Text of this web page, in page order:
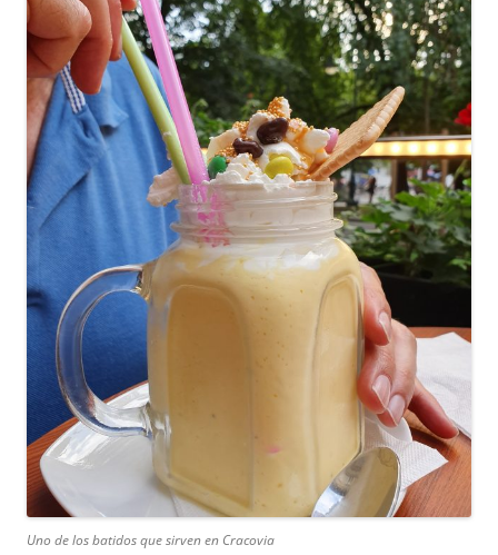
Uno de los batidos que sirven en Cracovia